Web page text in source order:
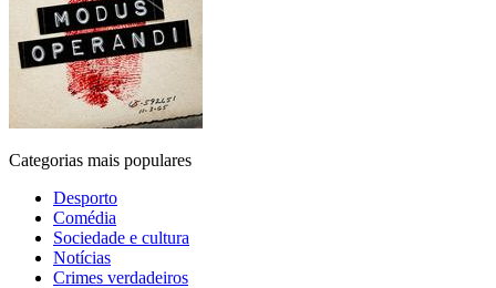
Categorias mais populares
Desporto
Comédia
Sociedade e cultura
Notícias
Crimes verdadeiros